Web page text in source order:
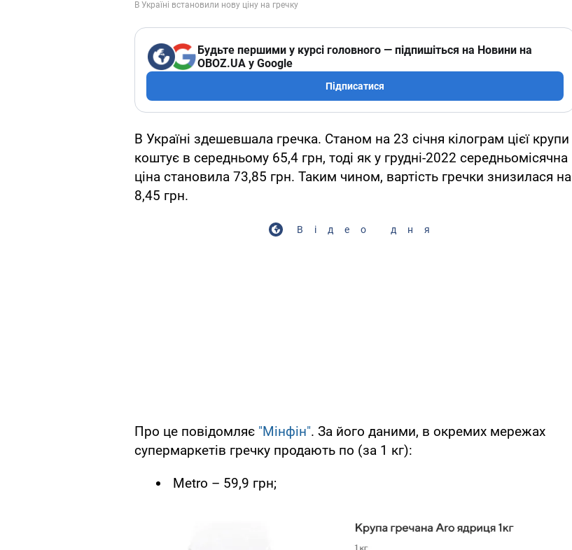
Будьте першими у курсі головного — підпишіться на Новини на
OBOZ.UA у Google
Підписатися
В Україні здешевшала гречка. Станом на 23 січня кілограм цієї крупи
коштує в середньому 65,4 грн, тоді як у грудні-2022 середньомісячна
ціна становила 73,85 грн. Таким чином, вартість гречки знизилася на
8,45 грн.
Відео дня
Про це повідомляє "Мінфін". За його даними, в окремих мережах
супермаркетів гречку продають по (за 1 кг):
Metro – 59,9 грн;